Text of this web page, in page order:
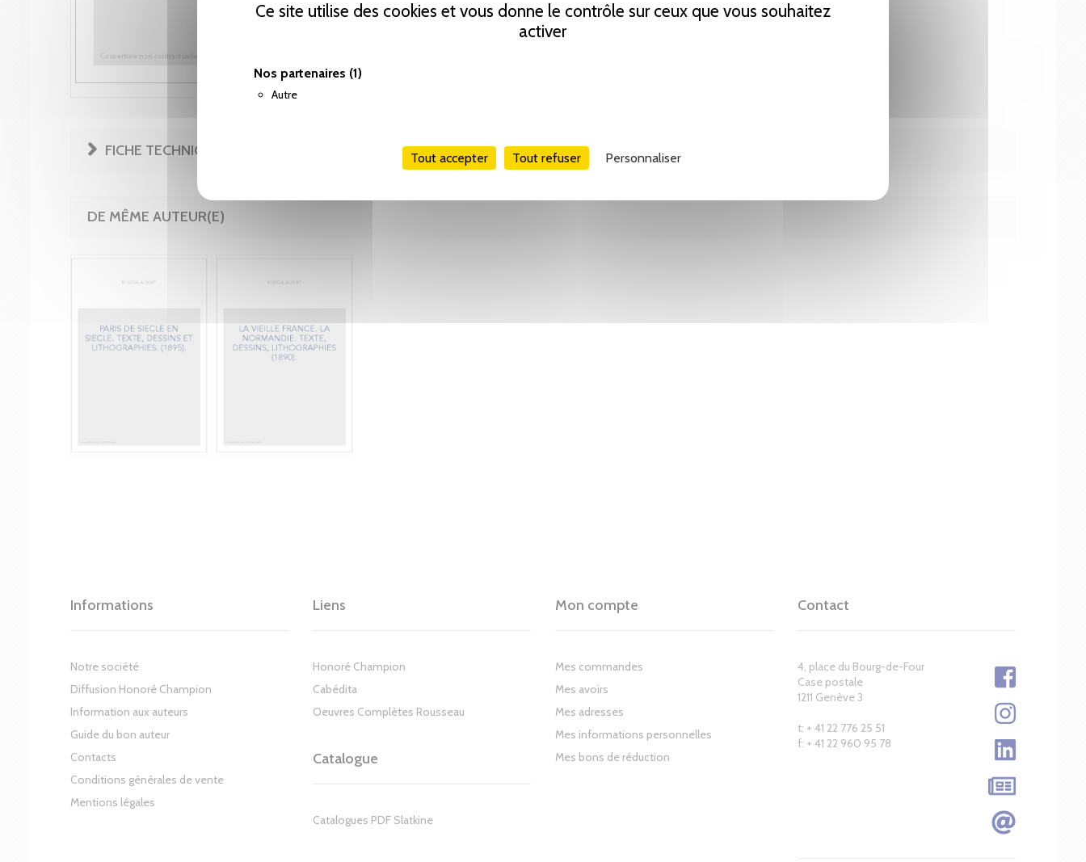
Ce site utilise des cookies et vous donne le contrôle sur ceux que vous souhaitez
activer
Nos partenaires (1)
Autre
Tout accepter Tout refuser Personnaliser
FICHE TECHNIQUE
DE MÊME AUTEUR(E)
Informations
Notre société
Diffusion Honoré Champion
Information aux auteurs
Guide du bon auteur
Contacts
Conditions générales de vente
Mentions légales
Liens
Honoré Champion
Cabédita
Oeuvres Complètes Rousseau
Catalogue
Catalogues PDF Slatkine
Mon compte
Mes commandes
Mes avoirs
Mes adresses
Mes informations personnelles
Mes bons de réduction
Contact
4, place du Bourg-de-Four
Case postale
1211 Genève 3
t: + 41 22 776 25 51
f: + 41 22 960 95 78